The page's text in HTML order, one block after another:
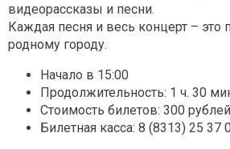
видеорассказы и песни.
Каждая песня и весь концерт – это
родному городу.
Начало в 15:00
Продолжительность: 1 ч. 30
Стоимость билетов: 300 рублей
Билетная касса: 8 (8313) 25 37